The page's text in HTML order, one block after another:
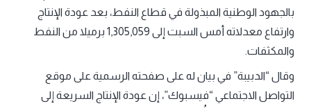
بالجهود الوطنية المبذولة في قطاع النفط، بعد عودة الإنتاج
وارتفاع معدلاته أمس السبت إلى 1,305,059 برميلا من النفط
والمكثفات.
وقال “الدبيبة” في بيان له على صفحته الرسمية على موقع
التواصل الاجتماعي “فيسبوك”، إن عودة الإنتاج السريعة إلى